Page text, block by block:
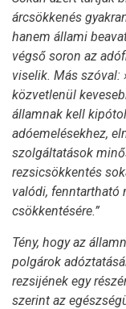
árcsökkenés
hanem állami
végső soron az
viselik. Más szóval:
közvetlenül
államnak kell
adóemelésekhez,
szolgáltatások
rezsicsökkentés
valódi, fenntartható
csökkentésére.”
Tény, hogy az
polgárok
rezsijének egy
szerint az